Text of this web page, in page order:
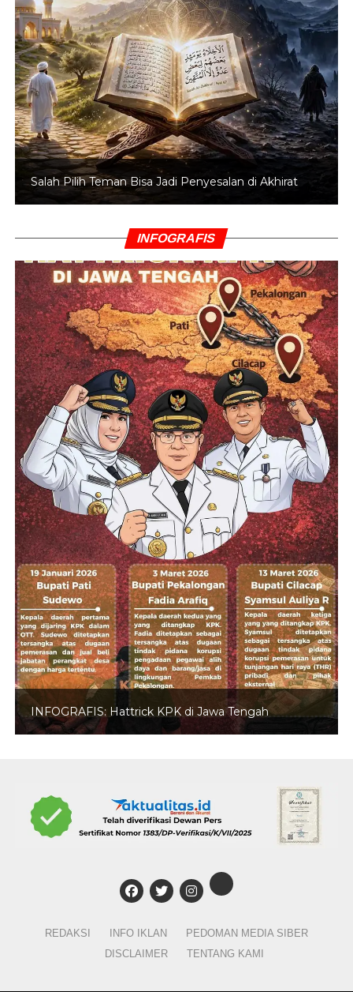
Salah Pilih Teman Bisa Jadi Penyesalan di Akhirat
INFOGRAFIS
INFOGRAFIS: Hattrick KPK di Jawa Tengah
REDAKSI INFO IKLAN
PEDOMAN MEDIA SIBER
DISCLAIMER
TENTANG KAMI